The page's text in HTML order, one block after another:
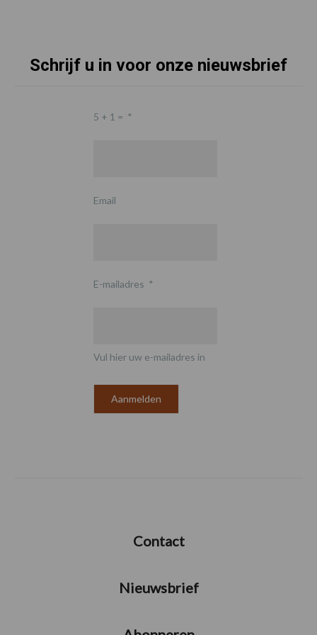
Schrijf u in voor onze nieuwsbrief
5 + 1 = *
Email
E-mailadres *
Vul hier uw e-mailadres in
Contact
Nieuwsbrief